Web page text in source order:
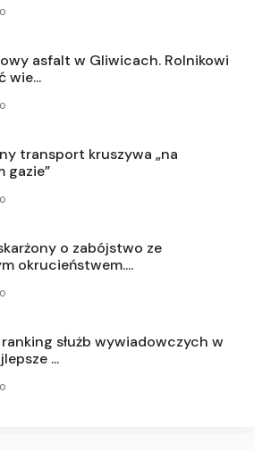
asfalt w Gliwicach. Rolnikowi
wie...
transport kruszywa „na
gazie”
o zabójstwo ze
okrucieństwem....
służb wywiadowczych w
...